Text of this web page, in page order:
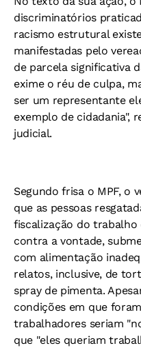
discriminatórios
racismo estrutural
manifestadas pelo
de parcela significativa
exime o réu de culpa,
ser um representante
exemplo de cidadania",
judicial.
Segundo frisa o MPF, o
que as pessoas
fiscalização do
contra a vontade,
com alimentação
relatos, inclusive, de
spray de pimenta.
condições em que
trabalhadores seriam
que "eles queriam